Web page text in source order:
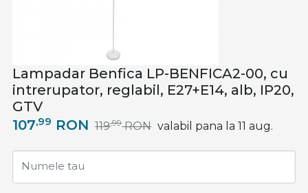
Lampadar Benfica LP-BENFICA2-00, cu
intrerupator, reglabil, E27+E14, alb, IP20,
GTV
107,99 RON 119,99 RON valabil pana la 11 aug.
Numele tau